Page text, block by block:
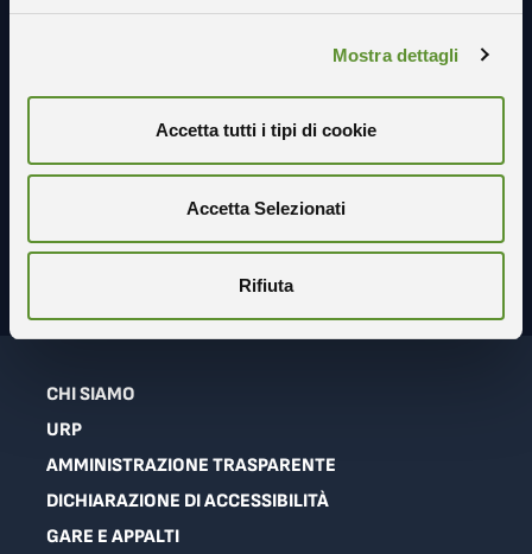
Mostra dettagli
Accetta tutti i tipi di cookie
Accetta Selezionati
Rifiuta
CHI SIAMO
URP
AMMINISTRAZIONE TRASPARENTE
DICHIARAZIONE DI ACCESSIBILITÀ
GARE E APPALTI